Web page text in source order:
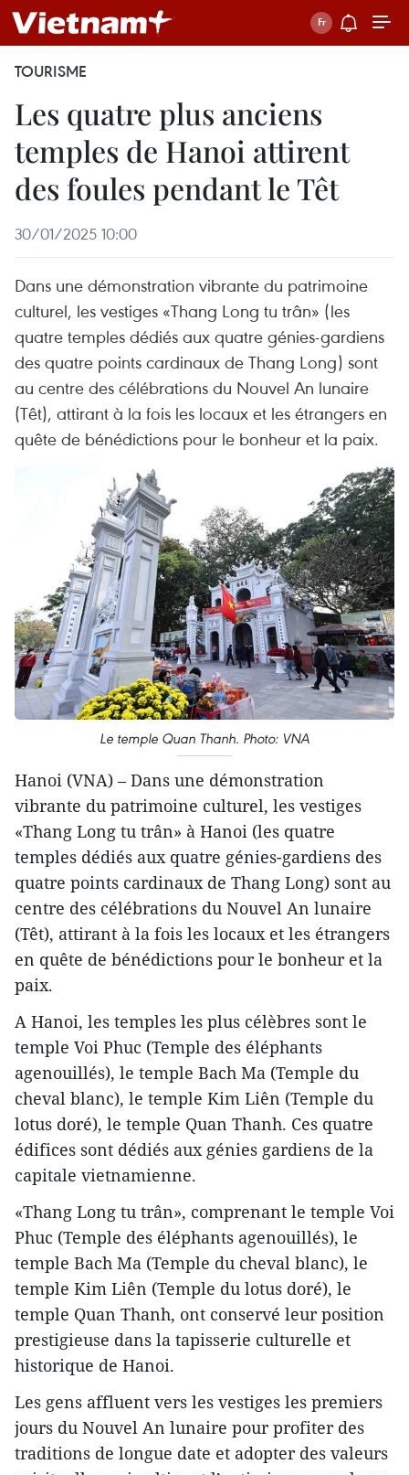
TOURISME
Les quatre plus anciens
temples de Hanoi attirent
des foules pendant le Têt
30/01/2025 10:00
Dans une démonstration vibrante du patrimoine
culturel, les vestiges «Thang Long tu trân» (les
quatre temples dédiés aux quatre génies-gardiens
des quatre points cardinaux de Thang Long) sont
au centre des célébrations du Nouvel An lunaire
(Têt), attirant à la fois les locaux et les étrangers en
quête de bénédictions pour le bonheur et la paix.
Le temple Quan Thanh. Photo: VNA
Hanoi (VNA) – Dans une démonstration
vibrante du patrimoine culturel, les vestiges
«Thang Long tu trân» à Hanoi (les quatre
temples dédiés aux quatre génies-gardiens des
quatre points cardinaux de Thang Long) sont au
centre des célébrations du Nouvel An lunaire
(Têt), attirant à la fois les locaux et les étrangers
en quête de bénédictions pour le bonheur et la
paix.
A Hanoi, les temples les plus célèbres sont le
temple Voi Phuc (Temple des éléphants
agenouillés), le temple Bach Ma (Temple du
cheval blanc), le temple Kim Liên (Temple du
lotus doré), le temple Quan Thanh. Ces quatre
édifices sont dédiés aux génies gardiens de la
capitale vietnamienne.
«Thang Long tu trân», comprenant le temple Voi
Phuc (Temple des éléphants agenouillés), le
temple Bach Ma (Temple du cheval blanc), le
temple Kim Liên (Temple du lotus doré), le
temple Quan Thanh, ont conservé leur position
prestigieuse dans la tapisserie culturelle et
historique de Hanoi.
Les gens affluent vers les vestiges les premiers
jours du Nouvel An lunaire pour profiter des
traditions de longue date et adopter des valeurs